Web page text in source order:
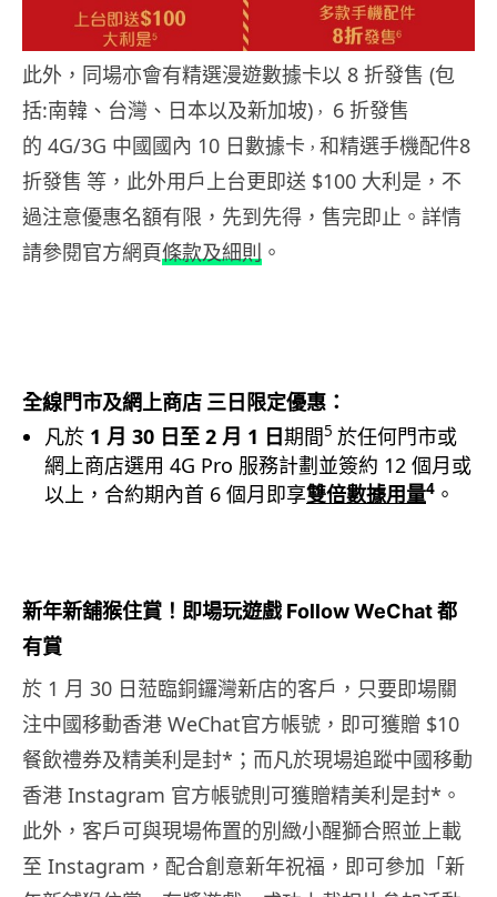
此外，同場亦會有精選漫遊數據卡以 8 折發售 (包
括:南韓、台灣、日本以及新加坡) ，
6 折發售
的 4G/3G 中國國內 10 日數據卡 ， 和精選手機配件8
折發售 等，此外用戶上台更即送 $100 大利是，不
過注意優惠名額有限，先到先得，售完即止。詳情
請參閱官方網頁條款及細則 。
全線門市及網上商店 三日限定優惠 ：
凡於 1 月 30 日至 2 月 1 日期間5 於任何門市或
網上商店選用 4G Pro 服務計劃並簽約 12 個月或
以上，合約期內首 6 個月即享雙倍數據用量4 。
新年新舖猴住賞 ！即場玩遊戲 Follow WeChat都
有賞
於 1 月 30 日蒞臨銅鑼灣新店的客戶，只要即場關
注中國移動香港 WeChat官方帳號，即可獲贈 $10
餐飲禮券及精美利是封*；而凡於現場追蹤中國移動
香港 Instagram 官方帳號則可獲贈精美利是封*。
此外，客戶可與現場佈置的別緻小醒獅合照並上載
至 Instagram，配合創意新年祝福，即可參加「新